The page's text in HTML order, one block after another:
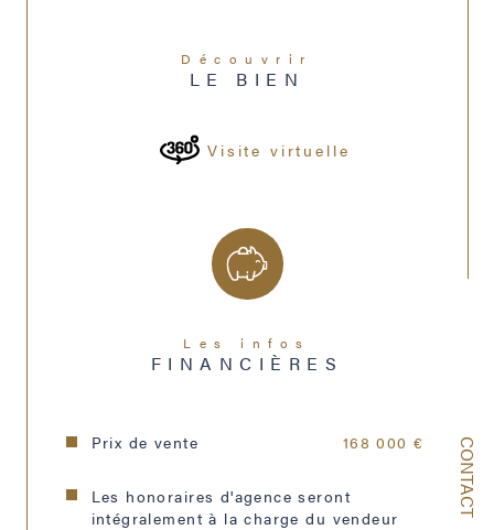
CONTACT
Nombre de parking
Année de construction
Découvrir
LE BIEN
Visite virtuelle
Les infos
FINANCIÈRES
Prix de vente 168 000 €
Les honoraires d'agence seront
intégralement à la charge du vendeur